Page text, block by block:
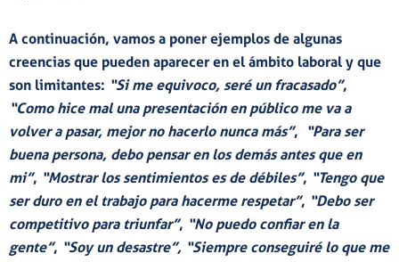
A continuación, vamos a poner ejemplos de algunas
creencias que pueden aparecer en el ámbito laboral y que
son limitantes: “Si me equivoco, seré un fracasado”,
“Como hice mal una presentación en público me va a
volver a pasar, mejor no hacerlo nunca más”, “Para ser
buena persona, debo pensar en los demás antes que en
mi”, “Mostrar los sentimientos es de débiles”, “Tengo que
ser duro en el trabajo para hacerme respetar”, “Debo ser
competitivo para triunfar”, “No puedo confiar en la
gente”, “Soy un desastre”, “Siempre conseguiré lo que me